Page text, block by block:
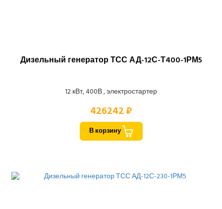
Дизельный генератор ТСС АД-12С-Т400-1РМ5
12 кВт, 400В , электростартер
426242 ₽
В корзину